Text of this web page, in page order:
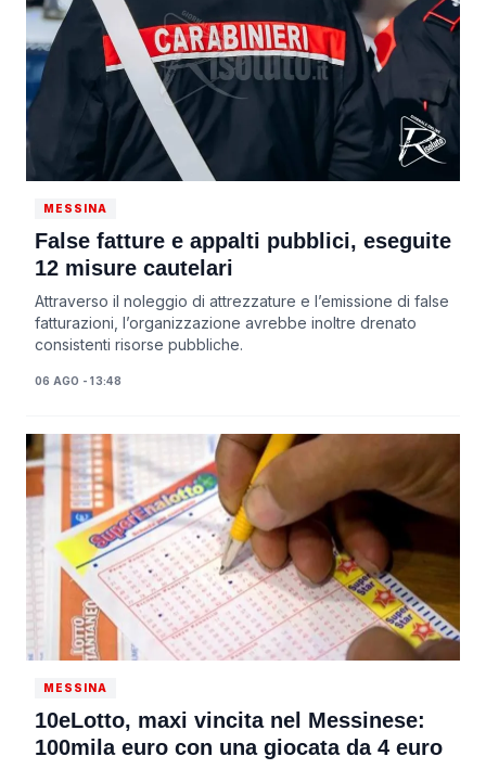
MESSINA
False fatture e appalti pubblici, eseguite
12 misure cautelari
Attraverso il noleggio di attrezzature e l’emissione di false
fatturazioni, l’organizzazione avrebbe inoltre drenato
consistenti risorse pubbliche.
06 AGO - 13:48
MESSINA
10eLotto, maxi vincita nel Messinese:
100mila euro con una giocata da 4 euro